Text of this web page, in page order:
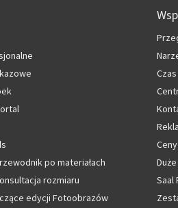
po materiałach
rozmiaru
edycji Fotoobrazów
Ceny
Saal